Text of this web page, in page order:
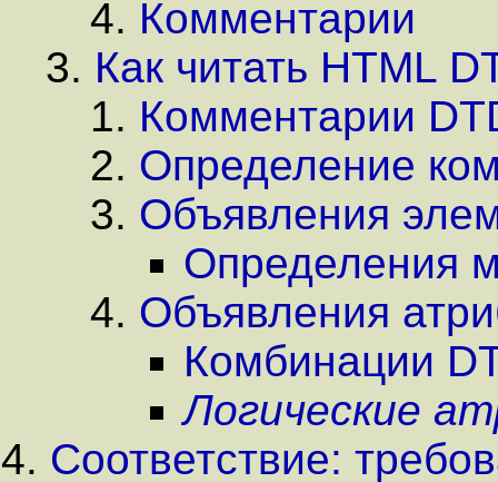
Комментарии
Как читать HTML
Комментарии
Определение
Объявления
Определения
Объявления
Комбинации
Логические
Соответствие: